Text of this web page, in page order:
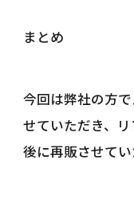
まとめ
今回は弊社の方
せていただき、
後に再販させてい